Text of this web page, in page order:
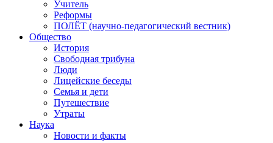
Учитель
Реформы
ПОЛЁТ (научно-педагогический вестник)
Общество
История
Свободная трибуна
Люди
Лицейские беседы
Семья и дети
Путешествие
Утраты
Наука
Новости и факты